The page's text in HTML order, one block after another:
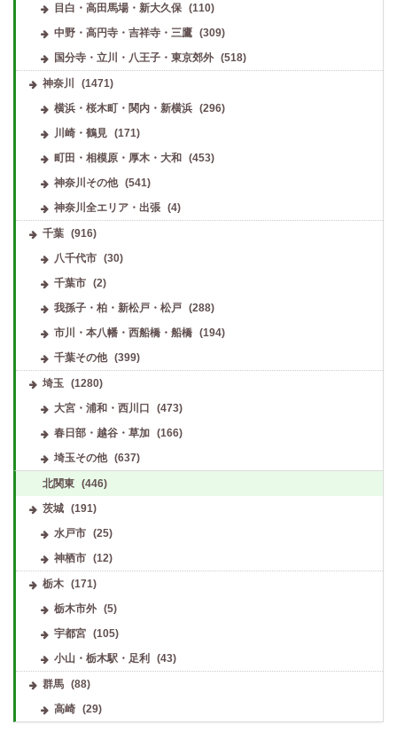
目白・高田馬場・新大久保
(110)
中野・高円寺・吉祥寺・三鷹
(309)
国分寺・立川・八王子・東京郊外
(518)
神奈川
(1471)
横浜・桜木町・関内・新横浜
(296)
川崎・鶴見
(171)
町田・相模原・厚木・大和
(453)
神奈川その他
(541)
神奈川全エリア・出張
(4)
千葉 (916)
八千代市
(30)
千葉市
(2)
我孫子・柏・新松戸・松戸
(288)
市川・本八幡・西船橋・船橋
(194)
千葉その他
(399)
埼玉
(1280)
大宮・浦和・西川口
(473)
春日部・越谷・草加
(166)
埼玉その他
(637)
北関東 (446)
茨城 (191)
水戸市
(25)
神栖市
(12)
栃木 (171)
栃木市外
(5)
宇都宮
(105)
小山・栃木駅・足利
(43)
群馬 (88)
高崎
(29)